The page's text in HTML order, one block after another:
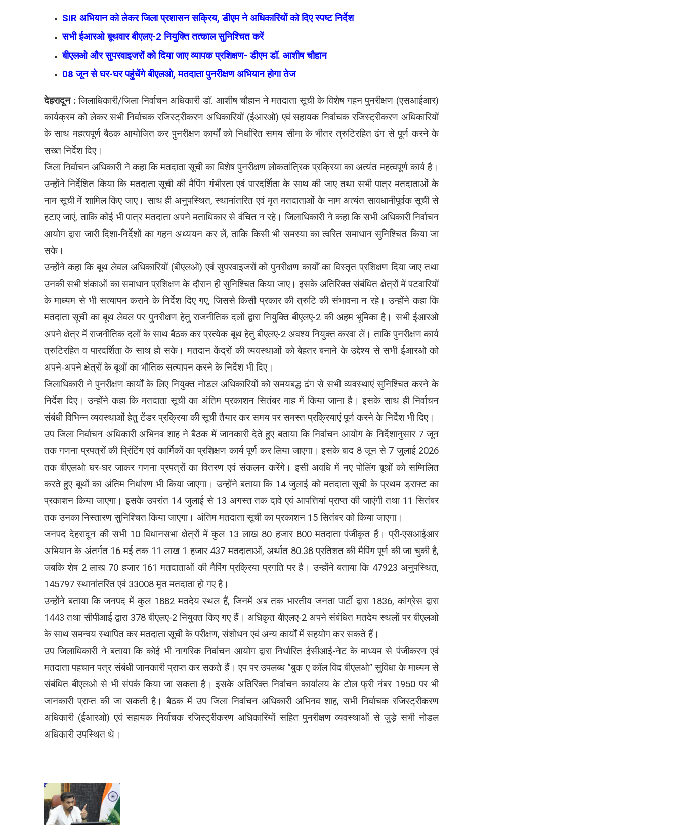
SIR अभियान को लेकर जिला प्रशासन सक्रिय, डीएम ने अधिकारियों को दिए स्पष्ट निर्देश
सभी ईआरओ बूथवार बीएलए-2 नियुक्ति तत्काल सुनिश्चित करें
बीएलओ और सुपरवाइजरों को दिया जाए व्यापक प्रशिक्षण- डीएम डॉ. आशीष चौहान
08 जून से घर-घर पहुंचेंगे बीएलओ, मतदाता पुनरीक्षण अभियान होगा तेज
देहरादून :जिलाधिकारी/जिला निर्वाचन अधिकारी डॉ. आशीष चौहान ने मतदाता सूची के विशेष गहन पुनरीक्षण (एसआईआर)
कार्यक्रम को लेकर सभी निर्वाचक रजिस्ट्रीकरण अधिकारियों (ईआरओ) एवं सहायक निर्वाचक रजिस्ट्रीकरण अधिकारियों
के साथ महत्वपूर्ण बैठक आयोजित कर पुनरीक्षण कार्यों को निर्धारित समय सीमा के भीतर त्रुटिरहित ढंग से पूर्ण करने के
सख्त निर्देश दिए।
जिला निर्वाचन अधिकारी ने कहा कि मतदाता सूची का विशेष पुनरीक्षण लोकतांत्रिक प्रक्रिया का अत्यंत महत्वपूर्ण कार्य है।
उन्होंने निर्देशित किया कि मतदाता सूची की मैपिंग गंभीरता एवं पारदर्शिता के साथ की जाए तथा सभी पात्र मतदाताओं के
नाम सूची में शामिल किए जाए। साथ ही अनुपस्थित, स्थानांतरित एवं मृत मतदाताओं के नाम अत्यंत सावधानीपूर्वक सूची से
हटाए जाएं, ताकि कोई भी पात्र मतदाता अपने मताधिकार से वंचित न रहे। जिलाधिकारी ने कहा कि सभी अधिकारी निर्वाचन
आयोग द्वारा जारी दिशा-निर्देशों का गहन अध्ययन कर लें, ताकि किसी भी समस्या का त्वरित समाधान सुनिश्चित किया जा
सके।
उन्होंने कहा कि बूथ लेवल अधिकारियों (बीएलओ) एवं सुपरवाइजरों को पुनरीक्षण कार्यों का विस्तृत प्रशिक्षण दिया जाए तथा
उनकी सभी शंकाओं का समाधान प्रशिक्षण के दौरान ही सुनिश्चित किया जाए। इसके अतिरिक्त संबंधित क्षेत्रों में पटवारियों
के माध्यम से भी सत्यापन कराने के निर्देश दिए गए, जिससे किसी प्रकार की त्रुटि की संभावना न रहे। उन्होंने कहा कि
मतदाता सूची का बूथ लेवल पर पुनरीक्षण हेतु राजनीतिक दलों द्वारा नियुक्ति बीएलए-2 की अहम भूमिका है। सभी ईआरओ
अपने क्षेत्र में राजनीतिक दलों के साथ बैठक कर प्रत्येक बूथ हेतु बीएलए-2 अवश्य नियुक्त करवा लें। ताकि पुनरीक्षण कार्य
त्रुटिरहित व पारदर्शिता के साथ हो सके। मतदान केंद्रों की व्यवस्थाओं को बेहतर बनाने के उद्देश्य से सभी ईआरओ को
अपने-अपने क्षेत्रों के बूथों का भौतिक सत्यापन करने के निर्देश भी दिए।
जिलाधिकारी ने पुनरीक्षण कार्यों के लिए नियुक्त नोडल अधिकारियों को समयबद्ध ढंग से सभी व्यवस्थाएं सुनिश्चित करने के
निर्देश दिए। उन्होंने कहा कि मतदाता सूची का अंतिम प्रकाशन सितंबर माह में किया जाना है। इसके साथ ही निर्वाचन
संबंधी विभिन्न व्यवस्थाओं हेतु टेंडर प्रक्रिया की सूची तैयार कर समय पर समस्त प्रक्रियाएं पूर्ण करने के निर्देश भी दिए।
उप जिला निर्वाचन अधिकारी अभिनव शाह ने बैठक में जानकारी देते हुए बताया कि निर्वाचन आयोग के निर्देशानुसार 7 जून
तक गणना प्रपत्रों की प्रिंटिंग एवं कार्मिकों का प्रशिक्षण कार्य पूर्ण कर लिया जाएगा। इसके बाद 8 जून से 7 जुलाई 2026
तक बीएलओ घर-घर जाकर गणना प्रपत्रों का वितरण एवं संकलन करेंगे। इसी अवधि में नए पोलिंग बूथों को सम्मिलित
करते हुए बूथों का अंतिम निर्धारण भी किया जाएगा। उन्होंने बताया कि 14 जुलाई को मतदाता सूची के प्रथम ड्राफ्ट का
प्रकाशन किया जाएगा। इसके उपरांत 14 जुलाई से 13 अगस्त तक दावे एवं आपत्तियां प्राप्त की जाएंगी तथा 11 सितंबर
तक उनका निस्तारण सुनिश्चित किया जाएगा। अंतिम मतदाता सूची का प्रकाशन 15 सितंबर को किया जाएगा।
जनपद देहरादून की सभी 10 विधानसभा क्षेत्रों में कुल 13 लाख 80 हजार 800 मतदाता पंजीकृत हैं। प्री-एसआईआर
अभियान के अंतर्गत 16 मई तक 11 लाख 1 हजार 437 मतदाताओं, अर्थात 80.38 प्रतिशत की मैपिंग पूर्ण की जा चुकी है,
जबकि शेष 2 लाख 70 हजार 161 मतदाताओं की मैपिंग प्रक्रिया प्रगति पर है। उन्होंने बताया कि 47923 अनुपस्थित,
145797 स्थानांतरित एवं 33008 मृत मतदाता हो गए है।
उन्होंने बताया कि जनपद में कुल 1882 मतदेय स्थल हैं, जिनमें अब तक भारतीय जनता पार्टी द्वारा 1836, कांग्रेस द्वारा
1443 तथा सीपीआई द्वारा 378 बीएलए-2 नियुक्त किए गए हैं। अधिकृत बीएलए-2 अपने संबंधित मतदेय स्थलों पर बीएलओ
के साथ समन्वय स्थापित कर मतदाता सूची के परीक्षण, संशोधन एवं अन्य कार्यों में सहयोग कर सकते हैं।
उप जिलाधिकारी ने बताया कि कोई भी नागरिक निर्वाचन आयोग द्वारा निर्धारित ईसीआई-नेट के माध्यम से पंजीकरण एवं
मतदाता पहचान पत्र संबंधी जानकारी प्राप्त कर सकते हैं। एप पर उपलब्ध “बुक ए कॉल विद बीएलओ” सुविधा के माध्यम से
संबंधित बीएलओ से भी संपर्क किया जा सकता है। इसके अतिरिक्त निर्वाचन कार्यालय के टोल फ्री नंबर 1950 पर भी
जानकारी प्राप्त की जा सकती है। बैठक में उप जिला निर्वाचन अधिकारी अभिनव शाह, सभी निर्वाचक रजिस्ट्रीकरण
अधिकारी (ईआरओ) एवं सहायक निर्वाचक रजिस्ट्रीकरण अधिकारियों सहित पुनरीक्षण व्यवस्थाओं से जुड़े सभी नोडल
अधिकारी उपस्थित थे।